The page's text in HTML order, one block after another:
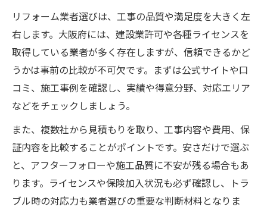
リフォーム業者選びは、工事の品質や満足度を大きく左
右します。大阪府には、建設業許可や各種ライセンスを
取得している業者が多く存在しますが、信頼できるかど
うかは事前の比較が不可欠です。まずは公式サイトや口
コミ、施工事例を確認し、実績や得意分野、対応エリア
などをチェックしましょう。
また、複数社から見積もりを取り、工事内容や費用、保
証内容を比較することがポイントです。安さだけで選ぶ
と、アフターフォローや施工品質に不安が残る場合もあ
ります。ライセンスや保険加入状況も必ず確認し、トラ
ブル時の対応力も業者選びの重要な判断材料となりま